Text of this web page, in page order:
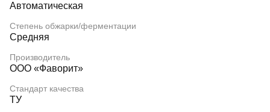
Автоматическая
Степень обжарки/ферментации
Средняя
Производитель
ООО «Фаворит»
Стандарт качества
ТУ